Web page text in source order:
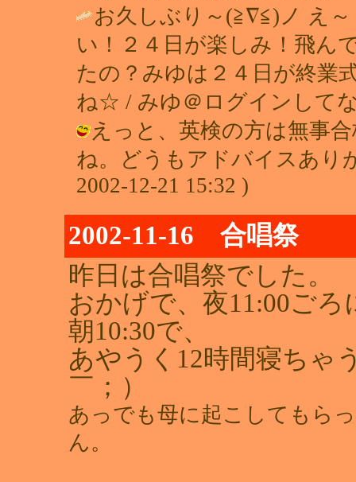
お久しぶり～(≧∇≦)ノ え
い！２４日が楽しみ！飛
たの？みゆは２４日が終業
ね☆ / みゆ＠ログインして
えっと、英検の方は無事
ね。どうもアドバイスあり
2002-12-21 15:32 )
2002-11-16 合唱祭
昨日は合唱祭でした。
おかげで、夜11:00ご
朝10:30で、
あやうく12時間寝ちゃ
￣；）
あっでも母に起こしてもら
ん。